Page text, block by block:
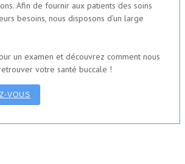
Afin de fournir aux patients des soins
besoins, nous disposons d’un large
un examen et découvrez comment nous
votre santé buccale !
VOUS